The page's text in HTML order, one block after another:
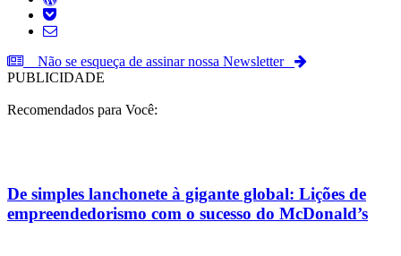
Não se esqueça de assinar nossa Newsletter
PUBLICIDADE
Recomendados para Você:
De simples lanchonete à gigante global: Lições de
empreendedorismo com o sucesso do McDonald’s